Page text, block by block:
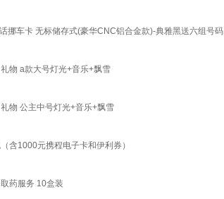
挪车卡 无标储存式(豪华CNC铝合金款)-典雅黑送六组号码
物 a款大号灯光+音乐+飘雪
物 公主中号灯光+音乐+飘雪
含1000元携程电子卡和伊利券）
药服务 10盒装